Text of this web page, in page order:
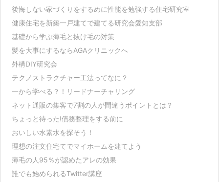
後悔しない家づくりをするめに性能を勉強する住宅研究室
健康住宅を新築一戸建てで建てる研究会愛知支部
基礎から学ぶ薄毛と抜け毛の対策
髪を大事にするならAGAクリニックへ
外構DIY研究会
テクノストラクチャー工法ってなに？
一から学べる？！リードナーチャリング
ネット通販の集客で7割の人が間違うポイントとは？
ちょっと待った!債務整理をする前に
おいしい水素水を探そう！
理想の注文住宅てでマイホームを建てよう
薄毛の人95％が認めたアレの効果
誰でも始められるTwitter講座